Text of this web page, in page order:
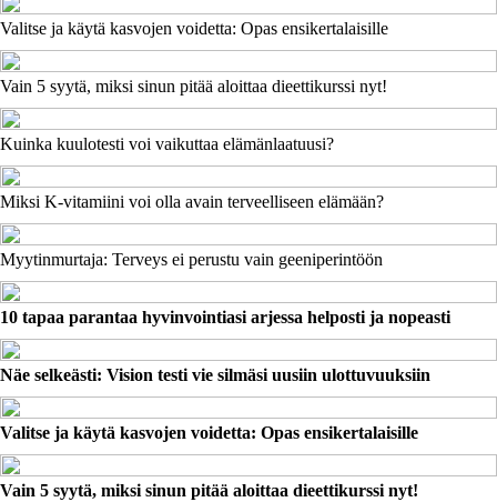
Valitse ja käytä kasvojen voidetta: Opas ensikertalaisille
Vain 5 syytä, miksi sinun pitää aloittaa dieettikurssi nyt!
Kuinka kuulotesti voi vaikuttaa elämänlaatuusi?
Miksi K-vitamiini voi olla avain terveelliseen elämään?
Myytinmurtaja: Terveys ei perustu vain geeniperintöön
10 tapaa parantaa hyvinvointiasi arjessa helposti ja nopeasti
Näe selkeästi: Vision testi vie silmäsi uusiin ulottuvuuksiin
Valitse ja käytä kasvojen voidetta: Opas ensikertalaisille
Vain 5 syytä, miksi sinun pitää aloittaa dieettikurssi nyt!